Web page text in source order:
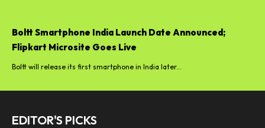
Boltt Smartphone India Launch Date Announced;
Flipkart Microsite Goes Live
Boltt will release its first smartphone in India later...
EDITOR'S PICKS